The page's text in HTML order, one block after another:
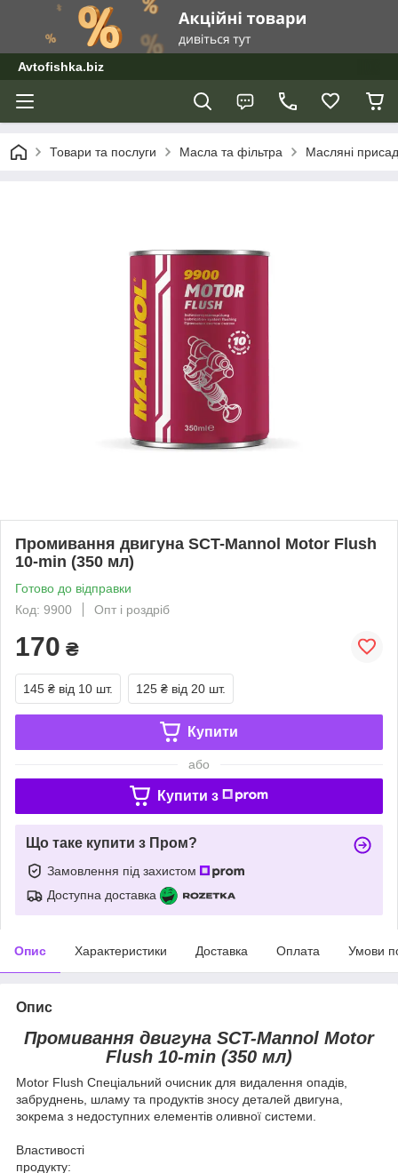
Avtofishka.biz
Товари та послуги Масла та фільтра Масляні
Промивання двигуна SCT-Mannol Motor Flush
10-min (350 мл)
Готово до відправки
Код: 9900
Опт і роздріб
170 ₴
145 ₴ від 10 шт. 125 ₴ від 20 шт.
Купити
або
Купити з
Що таке купити з Пром?
Замовлення під захистом
Доступна доставка
Опис Характеристики Доставка Оплата Умови
Опис
Промивання двигуна SCT-Mannol Motor
Flush 10-min (350 мл)
Motor Flush Спеціальний очисник для видалення опадів,
забруднень, шламу та продуктів зносу деталей двигуна,
зокрема з недоступних елементів оливної системи.
Властивості
продукту: